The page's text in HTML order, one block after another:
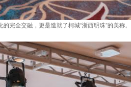
完全交融，更是造就了柯城“浙西明珠”的美称